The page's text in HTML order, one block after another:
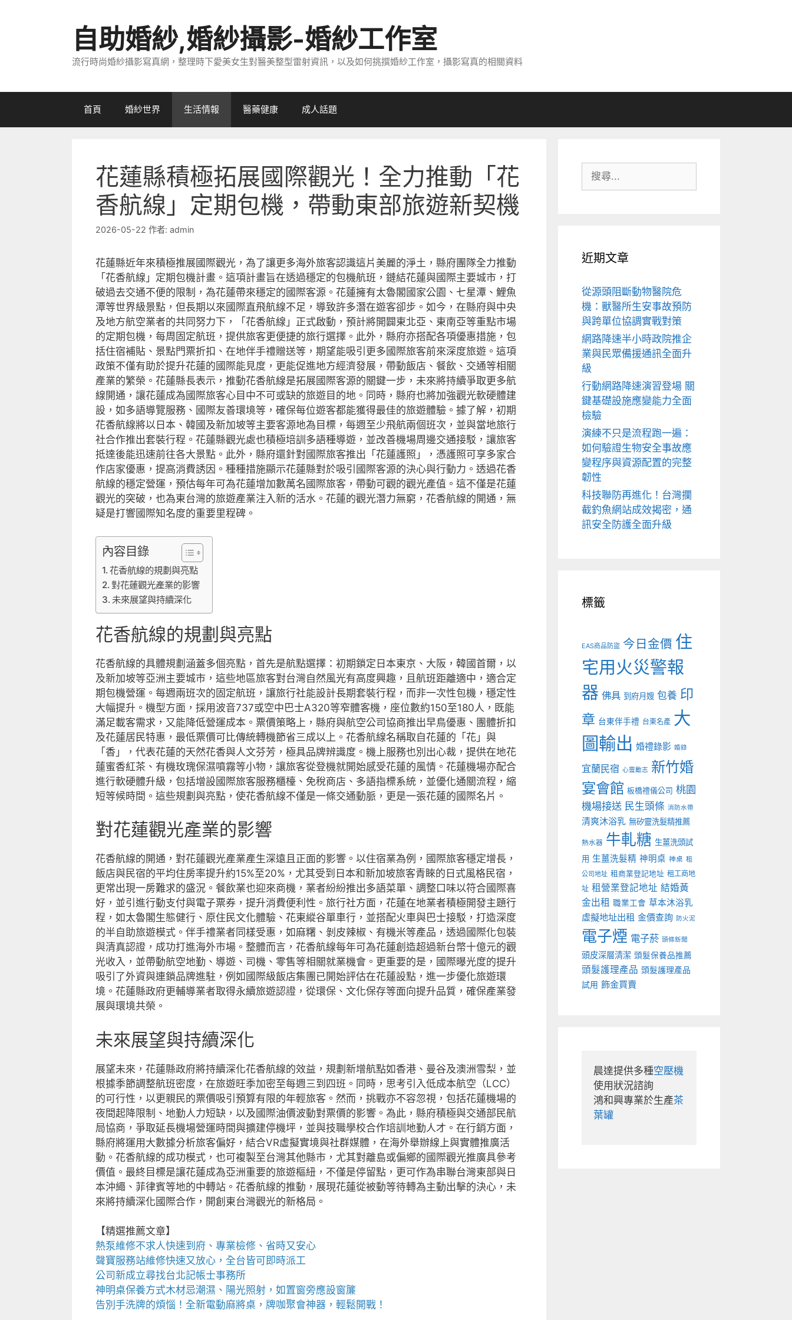
自助婚紗,婚紗攝影-婚紗工作室
流行時尚婚紗攝影寫真網，整理時下愛美女生對醫美整型雷射資訊，以及如何挑撰婚紗工作室，攝影寫真的相關資料
首頁 婚紗世界 生活情報 醫藥健康 成人話題
花蓮縣積極拓展國際觀光！全力推動「花
香航線」定期包機，帶動東部旅遊新契機
2026-05-22 作者: admin
花蓮縣近年來積極推展國際觀光，為了讓更多海外旅客認識這片美麗的淨土，縣府團隊全力推動
「花香航線」定期包機計畫。這項計畫旨在透過穩定的包機航班，鏈結花蓮與國際主要城市，打
破過去交通不便的限制，為花蓮帶來穩定的國際客源。花蓮擁有太魯閣國家公園、七星潭、鯉魚
潭等世界級景點，但長期以來國際直飛航線不足，導致許多潛在遊客卻步。如今，在縣府與中央
及地方航空業者的共同努力下，「花香航線」正式啟動，預計將開闢東北亞、東南亞等重點市場
的定期包機，每周固定航班，提供旅客更便捷的旅行選擇。此外，縣府亦搭配各項優惠措施，包
括住宿補貼、景點門票折扣、在地伴手禮贈送等，期望能吸引更多國際旅客前來深度旅遊。這項
政策不僅有助於提升花蓮的國際能見度，更能促進地方經濟發展，帶動飯店、餐飲、交通等相關
產業的繁榮。花蓮縣長表示，推動花香航線是拓展國際客源的關鍵一步，未來將持續爭取更多航
線開通，讓花蓮成為國際旅客心目中不可或缺的旅遊目的地。同時，縣府也將加強觀光軟硬體建
設，如多語導覽服務、國際友善環境等，確保每位遊客都能獲得最佳的旅遊體驗。據了解，初期
花香航線將以日本、韓國及新加坡等主要客源地為目標，每週至少飛航兩個班次，並與當地旅行
社合作推出套裝行程。花蓮縣觀光處也積極培訓多語種導遊，並改善機場周邊交通接駁，讓旅客
抵達後能迅速前往各大景點。此外，縣府還針對國際旅客推出「花蓮護照」，憑護照可享多家合
作店家優惠，提高消費誘因。種種措施顯示花蓮縣對於吸引國際客源的決心與行動力。透過花香
航線的穩定營運，預估每年可為花蓮增加數萬名國際旅客，帶動可觀的觀光產值。這不僅是花蓮
觀光的突破，也為東台灣的旅遊產業注入新的活水。花蓮的觀光潛力無窮，花香航線的開通，無
疑是打響國際知名度的重要里程碑。
內容目錄
花香航線的規劃與亮點
對花蓮觀光產業的影響
未來展望與持續深化
花香航線的規劃與亮點
花香航線的具體規劃涵蓋多個亮點，首先是航點選擇：初期鎖定日本東京、大阪，韓國首爾，以
及新加坡等亞洲主要城市，這些地區旅客對台灣自然風光有高度興趣，且航班距離適中，適合定
期包機營運。每週兩班次的固定航班，讓旅行社能設計長期套裝行程，而非一次性包機，穩定性
大幅提升。機型方面，採用波音737或空中巴士A320等窄體客機，座位數約150至180人，既能
滿足載客需求，又能降低營運成本。票價策略上，縣府與航空公司協商推出早鳥優惠、團體折扣
及花蓮居民特惠，最低票價可比傳統轉機節省三成以上。花香航線名稱取自花蓮的「花」與
「香」，代表花蓮的天然花香與人文芬芳，極具品牌辨識度。機上服務也別出心裁，提供在地花
蓮蜜香紅茶、有機玫瑰保濕噴霧等小物，讓旅客從登機就開始感受花蓮的風情。花蓮機場亦配合
進行軟硬體升級，包括增設國際旅客服務櫃檯、免稅商店、多語指標系統，並優化通關流程，縮
短等候時間。這些規劃與亮點，使花香航線不僅是一條交通動脈，更是一張花蓮的國際名片。
對花蓮觀光產業的影響
花香航線的開通，對花蓮觀光產業產生深遠且正面的影響。以住宿業為例，國際旅客穩定增長，
飯店與民宿的平均住房率提升約15%至20%，尤其受到日本和新加坡旅客青睞的日式風格民宿，
更常出現一房難求的盛況。餐飲業也迎來商機，業者紛紛推出多語菜單、調整口味以符合國際喜
好，並引進行動支付與電子票券，提升消費便利性。旅行社方面，花蓮在地業者積極開發主題行
程，如太魯閣生態健行、原住民文化體驗、花東縱谷單車行，並搭配火車與巴士接駁，打造深度
的半自助旅遊模式。伴手禮業者同樣受惠，如麻糬、剝皮辣椒、有機米等產品，透過國際化包裝
與清真認證，成功打進海外市場。整體而言，花香航線每年可為花蓮創造超過新台幣十億元的觀
光收入，並帶動航空地勤、導遊、司機、零售等相關就業機會。更重要的是，國際曝光度的提升
吸引了外資與連鎖品牌進駐，例如國際級飯店集團已開始評估在花蓮設點，進一步優化旅遊環
境。花蓮縣政府更輔導業者取得永續旅遊認證，從環保、文化保存等面向提升品質，確保產業發
展與環境共榮。
未來展望與持續深化
展望未來，花蓮縣政府將持續深化花香航線的效益，規劃新增航點如香港、曼谷及澳洲雪梨，並
根據季節調整航班密度，在旅遊旺季加密至每週三到四班。同時，思考引入低成本航空（LCC）
的可行性，以更親民的票價吸引預算有限的年輕旅客。然而，挑戰亦不容忽視，包括花蓮機場的
夜間起降限制、地勤人力短缺，以及國際油價波動對票價的影響。為此，縣府積極與交通部民航
局協商，爭取延長機場營運時間與擴建停機坪，並與技職學校合作培訓地勤人才。在行銷方面，
縣府將運用大數據分析旅客偏好，結合VR虛擬實境與社群媒體，在海外舉辦線上與實體推廣活
動。花香航線的成功模式，也可複製至台灣其他縣市，尤其對離島或偏鄉的國際觀光推廣具參考
價值。最終目標是讓花蓮成為亞洲重要的旅遊樞紐，不僅是停留點，更可作為串聯台灣東部與日
本沖繩、菲律賓等地的中轉站。花香航線的推動，展現花蓮從被動等待轉為主動出擊的決心，未
來將持續深化國際合作，開創東台灣觀光的新格局。
【精選推薦文章】
熱泵維修不求人快速到府、專業檢修、省時又安心
聲寶服務站維修快速又放心，全台皆可即時派工
公司新成立尋找台北記帳士事務所
神明桌保養方式木材忌潮濕、陽光照射，如置窗旁應設窗簾
告別手洗牌的煩惱！全新電動麻將桌 ，牌咖聚會神器，輕鬆開戰！
尋:
近期文章
從源頭阻斷動物醫院危
機：獸醫所生安事故預防
與跨單位協調實戰對策
網路降速半小時政院推企
業與民眾備援通訊全面升
級
行動網路降速演習登場 關
鍵基礎設施應變能力全面
檢驗
演練不只是流程跑一遍：
如何驗證生物安全事故應
變程序與資源配置的完整
韌性
科技聯防再進化！台灣攔
截釣魚網站成效揭密，通
訊安全防護全面升級
標籤
EAS商品防盜 今日金價 住
宅用火災警報
器 佛具 到府月嫂 包養 印
章 台東伴手禮 台東名產 大
圖輸出 婚禮錄影 婚錄
宜蘭民宿 心靈勵志 新竹婚
宴會館 板橋禮儀公司 桃園
機場接送 民生頭條 消防水帶
清爽沐浴乳 無矽靈洗髮精推薦
熱水器 牛軋糖 生薑洗頭試
用 生薑洗髮精 神明桌 神桌 租
公司地址 租商業登記地址 租工商地
址 租營業登記地址 結婚黃
金出租 職業工會 草本沐浴乳
虛擬地址出租 金價查詢 防火泥
電子煙 電子菸 頭條新聞
頭皮深層清潔 頭髮保養品推薦
頭髮護理產品 頭髮護理產品
試用 飾金買賣
晨達提供多種空壓機
使用狀況諮詢
鴻和興專業於生產茶
葉罐